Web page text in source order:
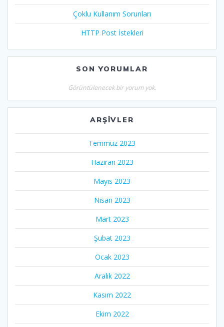
Çoklu Kullanım Sorunları
HTTP Post İstekleri
SON YORUMLAR
Görüntülenecek bir yorum yok.
ARŞIVLER
Temmuz 2023
Haziran 2023
Mayıs 2023
Nisan 2023
Mart 2023
Şubat 2023
Ocak 2023
Aralık 2022
Kasım 2022
Ekim 2022